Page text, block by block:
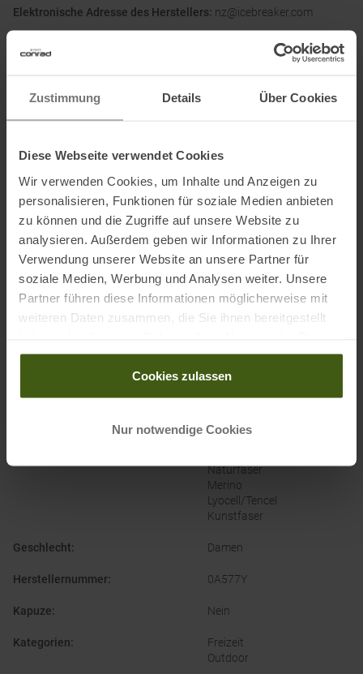
Zustimmung Details Über Cookies
Diese Webseite verwendet Cookies
Wir verwenden Cookies, um Inhalte und Anzeigen zu
personalisieren, Funktionen für soziale Medien anbieten
zu können und die Zugriffe auf unsere Website zu
analysieren. Außerdem geben wir Informationen zu Ihrer
Verwendung unserer Website an unsere Partner für
soziale Medien, Werbung und Analysen weiter. Unsere
Partner führen diese Informationen möglicherweise mit
weiteren Daten zusammen, die Sie ihnen bereitgestellt
gesammelt haben.
Cookies zulassen
Nur notwendige Cookies
Elektronische Adresse des Herstellers: nz@icebreaker.com
VF Germany Textil-Handels GmbH
Postanschrift des Einführers:
Walter-Gropius-Straße 23, 80807,
Elektronische Adresse des
Einführers:corporate_communications@vfc.com
Rundhals
Temperaturregulierend
Naturfaser
Merino
Lyocell/Tencel
Kunstfaser
Geschlecht: Damen
Herstellernummer: 0A577Y
Kapuze: Nein
Kategorien:
Freizeit
Outdoor